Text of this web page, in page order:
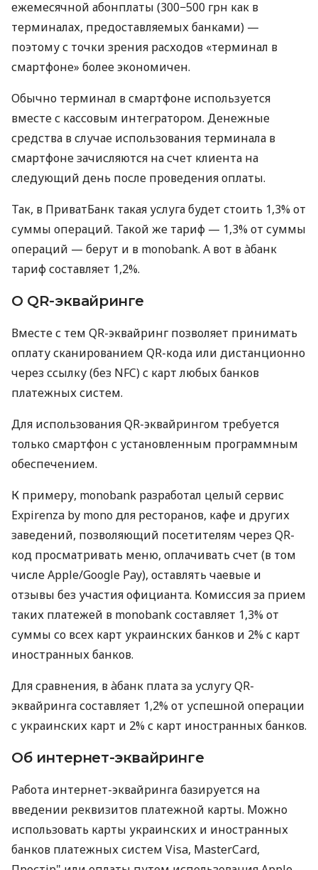
ежемесячной абонплаты (300−500 грн как в
терминалах, предоставляемых банками) —
поэтому с точки зрения расходов «терминал в
смартфоне» более экономичен.
Обычно терминал в смартфоне используется
вместе с кассовым интегратором. Денежные
средства в случае использования терминала в
смартфоне зачисляются на счет клиента на
следующий день после проведения оплаты.
Так, в ПриватБанк такая услуга будет стоить 1,3% от
суммы операций. Такой же тариф — 1,3% от суммы
операций — берут и в monobank. А вот в àбанк
тариф составляет 1,2%.
О QR-эквайринге
Вместе с тем QR-эквайринг позволяет принимать
оплату сканированием QR-кода или дистанционно
через ссылку (без NFC) с карт любых банков
платежных систем.
Для использования QR-эквайрингом требуется
только смартфон с установленным программным
обеспечением.
К примеру, monobank разработал целый сервис
Expirenza by mono для ресторанов, кафе и других
заведений, позволяющий посетителям через QR-
код просматривать меню, оплачивать счет (в том
числе Apple/Google Pay), оставлять чаевые и
отзывы без участия официанта. Комиссия за прием
таких платежей в monobank составляет 1,3% от
суммы со всех карт украинских банков и 2% с карт
иностранных банков.
Для сравнения, в àбанк плата за услугу QR-
эквайринга составляет 1,2% от успешной операции
с украинских карт и 2% с карт иностранных банков.
Об интернет-эквайринге
Работа интернет-эквайринга базируется на
введении реквизитов платежной карты. Можно
использовать карты украинских и иностранных
банков платежных систем Visa, MasterCard,